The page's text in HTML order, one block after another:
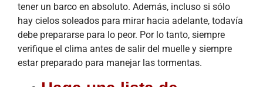
tener un barco en absoluto. Además, incluso si sólo
hay cielos soleados para mirar hacia adelante, todavía
debe prepararse para lo peor. Por lo tanto, siempre
verifique el clima antes de salir del muelle y siempre
estar preparado para manejar las tormentas.